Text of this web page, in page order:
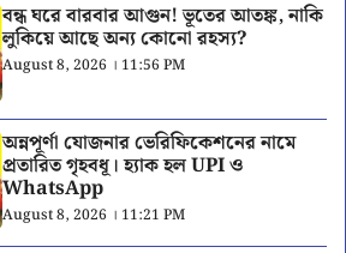
বন্ধ ঘরে বারবার আগুন! ভূতের আতঙ্ক, নাকি
লুকিয়ে আছে অন্য কোনো রহস্য?
August 8, 2026 । 11:56 PM
অন্নপূর্ণা যোজনার ভেরিফিকেশনের নামে
প্রতারিত গৃহবধূ। হ্যাক হল UPI ও
WhatsApp
August 8, 2026 । 11:21 PM